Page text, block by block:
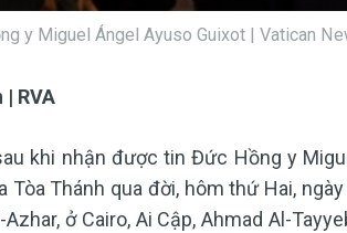
y Miguel Ángel Ayuso Guixot | Vatican
| RVA
khi nhận được tin Đức Hồng y
Tòa Thánh qua đời, hôm thứ Hai,
Azhar, ở Cairo, Ai Cập, Ahmad Al-